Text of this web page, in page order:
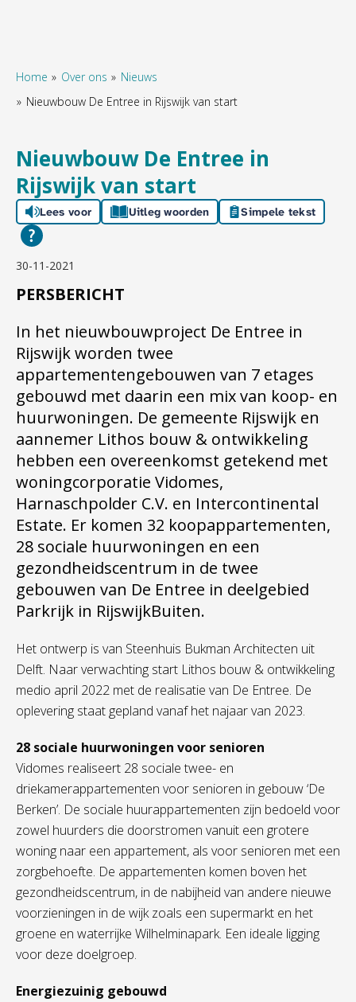
Home Over ons
Nieuws
Nieuwbouw De Entree in Rijswijk van start
Nieuwbouw De Entree in
Rijswijk van start
Lees voor Uitleg woorden Simpele tekst
30-11-2021
PERSBERICHT
In het nieuwbouwproject De Entree in
Rijswijk worden twee
appartementengebouwen van 7 etages
gebouwd met daarin een mix van koop- en
huurwoningen. De gemeente Rijswijk en
aannemer Lithos bouw & ontwikkeling
hebben een overeenkomst getekend met
woningcorporatie Vidomes,
Harnaschpolder C.V. en Intercontinental
Estate. Er komen 32 koopappartementen,
28 sociale huurwoningen en een
gezondheidscentrum in de twee
gebouwen van De Entree in deelgebied
Parkrijk in RijswijkBuiten.
Het ontwerp is van Steenhuis Bukman Architecten uit
Delft. Naar verwachting start Lithos bouw & ontwikkeling
medio april 2022 met de realisatie van De Entree. De
oplevering staat gepland vanaf het najaar van 2023.
28 sociale huurwoningen voor senioren
Vidomes realiseert 28 sociale twee- en
driekamerappartementen voor senioren in gebouw ‘De
Berken’. De sociale huurappartementen zijn bedoeld voor
zowel huurders die doorstromen vanuit een grotere
woning naar een appartement, als voor senioren met een
zorgbehoefte. De appartementen komen boven het
gezondheidscentrum, in de nabijheid van andere nieuwe
voorzieningen in de wijk zoals een supermarkt en het
groene en waterrijke Wilhelminapark. Een ideale ligging
voor deze doelgroep.
Energiezuinig gebouwd